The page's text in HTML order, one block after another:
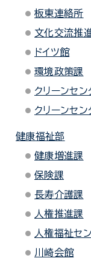
板東連絡所
文化交流推
ドイツ館
環境政策課
クリーンセ
クリーンセ
健康福祉部
健康増進課
保険課
長寿介護課
人権推進課
人権福祉セ
川崎会館